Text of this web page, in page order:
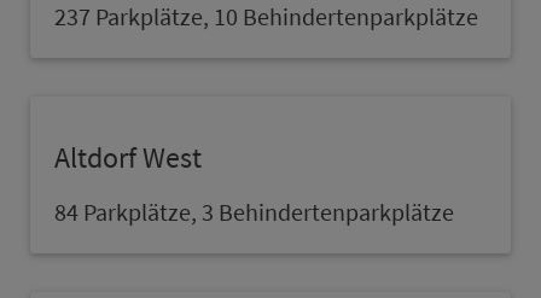
237 Parkplätze, 10 Behindertenparkplätze
Altdorf West
84 Parkplätze, 3 Behindertenparkplätze